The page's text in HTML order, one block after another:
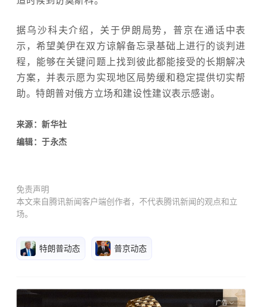
据乌沙科夫介绍，关于伊朗局势，普京在通话中表
示，希望美伊在双方谅解备忘录基础上进行的谈判进
程，能够在关键问题上找到彼此都能接受的长期解决
方案，并表示愿为实现地区局势缓和稳定提供切实帮
助。特朗普对俄方立场和建设性建议表示感谢。
来源：新华社
编辑：于永杰
免责声明
本文来自腾讯新闻客户端创作者，不代表腾讯新闻的观点和立
场。
特朗普动态 普京动态
广告